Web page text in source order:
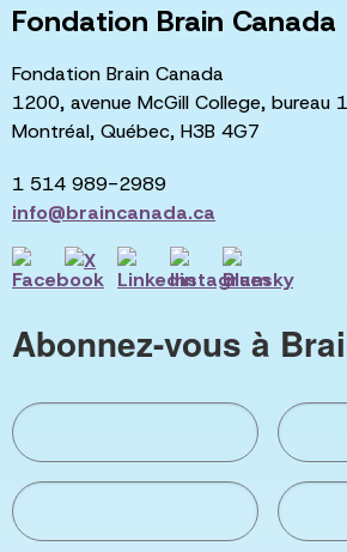
Fondation Brain Canada
Fondation Brain Canada
1200, avenue McGill College, bureau
Montréal, Québec, H3B 4G7
1 514 989-2989
info@braincanada.ca
Abonnez-vous à